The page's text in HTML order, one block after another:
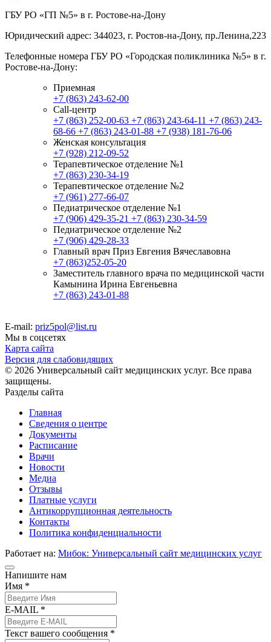
ГБУ РО «ГП №5» в г. Ростове-на-Дону
Юридический адрес: 344023, г. Ростов-на-Дону, пр.Ленина,223
Телефонные номера ГБУ РО «Городская поликлиника №5» в г.
Ростове-на-Дону:
Приемная
+7 (863) 243-62-00
Call-центр
+7 (863) 252-00-63 +7 (863) 243-64-11 +7 (863) 243-
68-66 +7 (863) 243-01-88 +7 (938) 181-76-06
Женская консультация
+7 (928) 212-09-52
Терапевтическое отделение №1
+7 (863) 230-34-19
Терапевтическое отделение №2
+7 (961) 277-66-07
Педиатрическое отделение №1
+7 (906) 429-35-21 +7 (863) 230-34-59
Педиатрическое отделение №2
+7 (906) 429-28-33
Главный врач Приз Евгения Вячеславовна
+7 (863)252-05-20
Заместитель главного врача по медицинской части
Камынина Ирина Евгеньевна
+7 (863) 243-01-88
E-mail: priz5pol@list.ru
Мы в соцсетях
Карта сайта
Версия для слабовидящих
© 2026 Универсальный сайт медицинских услуг. Все права
защищены.
Разделы сайта
Главная
Сведения о центре
Документы
Расписание
Врачи
Новости
Медиа
Отзывы
Платные услуги
Антикоррупционная деятельность
Контакты
Политика конфиденциальности
Работает на: Мибок: Универсальный сайт медицинских услуг
Напишите нам
Имя *
E-MAIL *
Текст вашего сообщения *